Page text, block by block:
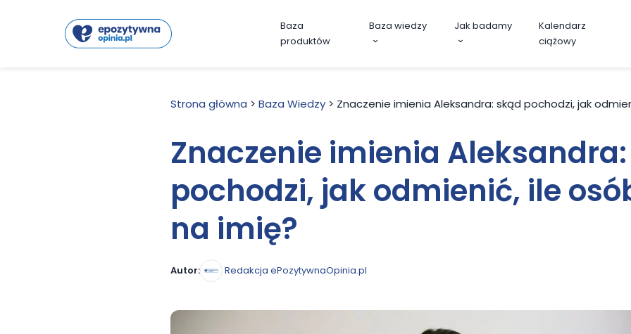
Baza
produktów
Baza wiedzy Jak badamy
Kalendarz
ciążowy
Strona główna > Baza Wiedzy > Znaczenie imienia Aleksandra: skąd pochodzi, jak
Znaczenie imienia
pochodzi, jak odmienić, ile
na imię?
Autor: Redakcja ePozytywnaOpinia.pl